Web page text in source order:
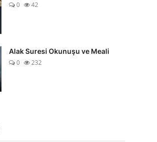
0
42
Alak Suresi Okunuşu ve Meali
0
232